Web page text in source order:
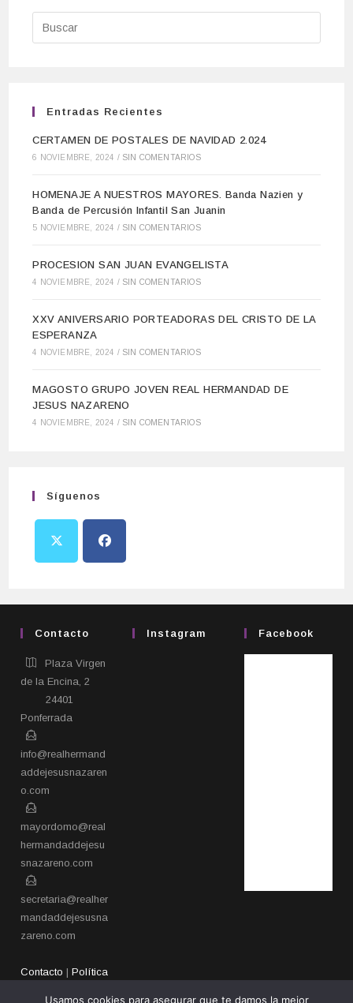
Entradas Recientes
CERTAMEN DE POSTALES DE NAVIDAD 2.024
6 NOVIEMBRE, 2024 / SIN COMENTARIOS
HOMENAJE A NUESTROS MAYORES. Banda Nazien y
Banda de Percusión Infantil San Juanin
5 NOVIEMBRE, 2024 / SIN COMENTARIOS
PROCESION SAN JUAN EVANGELISTA
4 NOVIEMBRE, 2024 / SIN COMENTARIOS
XXV ANIVERSARIO PORTEADORAS DEL CRISTO DE LA
ESPERANZA
4 NOVIEMBRE, 2024 / SIN COMENTARIOS
MAGOSTO GRUPO JOVEN REAL HERMANDAD DE
JESUS NAZARENO
4 NOVIEMBRE, 2024 / SIN COMENTARIOS
Síguenos
Contacto
Plaza Virgen
de la Encina, 2
24401
Ponferrada​
info@realhermand
addejesusnazaren
o.com
mayordomo@real
hermandaddejesu
snazareno.com
secretaria@realher
mandaddejesusna
zareno.com
Contacto |Política
Instagram Facebook
Usamos cookies para asegurar que te damos la mejor